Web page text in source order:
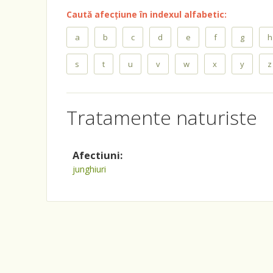
Caută afecțiune în indexul alfabetic:
a b c d e f g h
s t u v w x y z
Tratamente naturiste
Afectiuni:
junghiuri